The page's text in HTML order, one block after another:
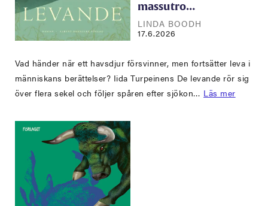
massutro…
LINDA BOODH
17.6.2026
Vad händer när ett havsdjur försvinner, men fortsätter leva i
människans berättelser? Iida Turpeinens De levande rör sig
över flera sekel och följer spåren efter sjökon… Läs mer